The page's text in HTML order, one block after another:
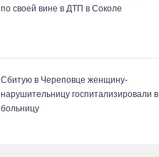
по своей вине в ДТП в Соколе
Сбитую в Череповце женщину-
нарушительницу госпитализировали в
больницу